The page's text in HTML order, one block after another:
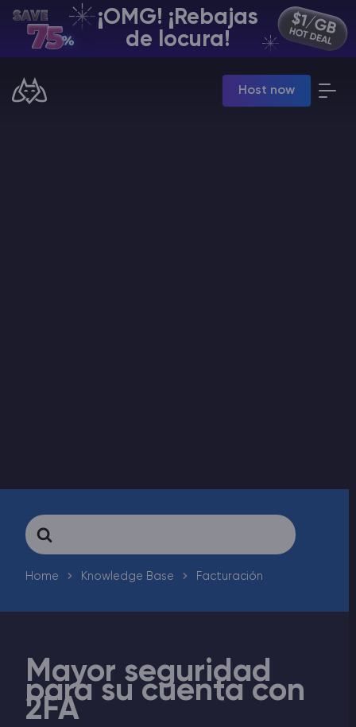
¡OMG! ¡Rebajas
de locura!
Host now
ES | USD
Manage your servers & payments
Search
For
Home Knowledge Base Facturación
Mayor seguridad
para su cuenta con
2FA